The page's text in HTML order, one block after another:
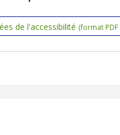
de l'accessibilité (format PDF